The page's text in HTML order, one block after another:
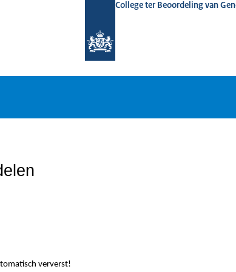
College ter Beoordeling van
ververst!